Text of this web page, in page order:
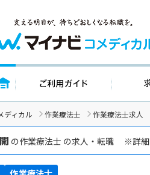
トップページ ご利用ガ
ディカル 作業療法士 作業療法士求人
の作業療法士 の求人・転職 ※詳細